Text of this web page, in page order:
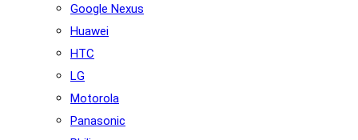
Google Nexus
Huawei
HTC
LG
Motorola
Panasonic